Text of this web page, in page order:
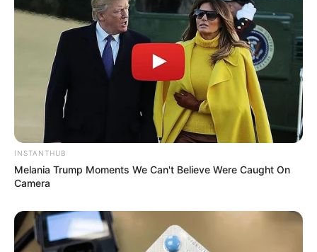
INSTANTHUB
Melania Trump Moments We Can't Believe Were Caught On
Camera